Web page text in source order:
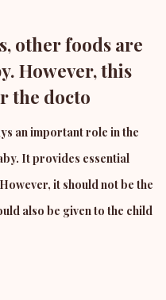
other foods are
However, this
the docto
an important role in the
It provides essential
it should not be the
also be given to the child